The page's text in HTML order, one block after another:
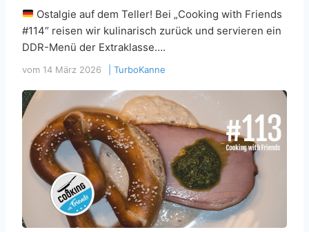
Ostalgie auf dem Teller! Bei „Cooking with Friends
#114“ reisen wir kulinarisch zurück und servieren ein
DDR-Menü der Extraklasse….
vom 14 März 2026 TurboKanne